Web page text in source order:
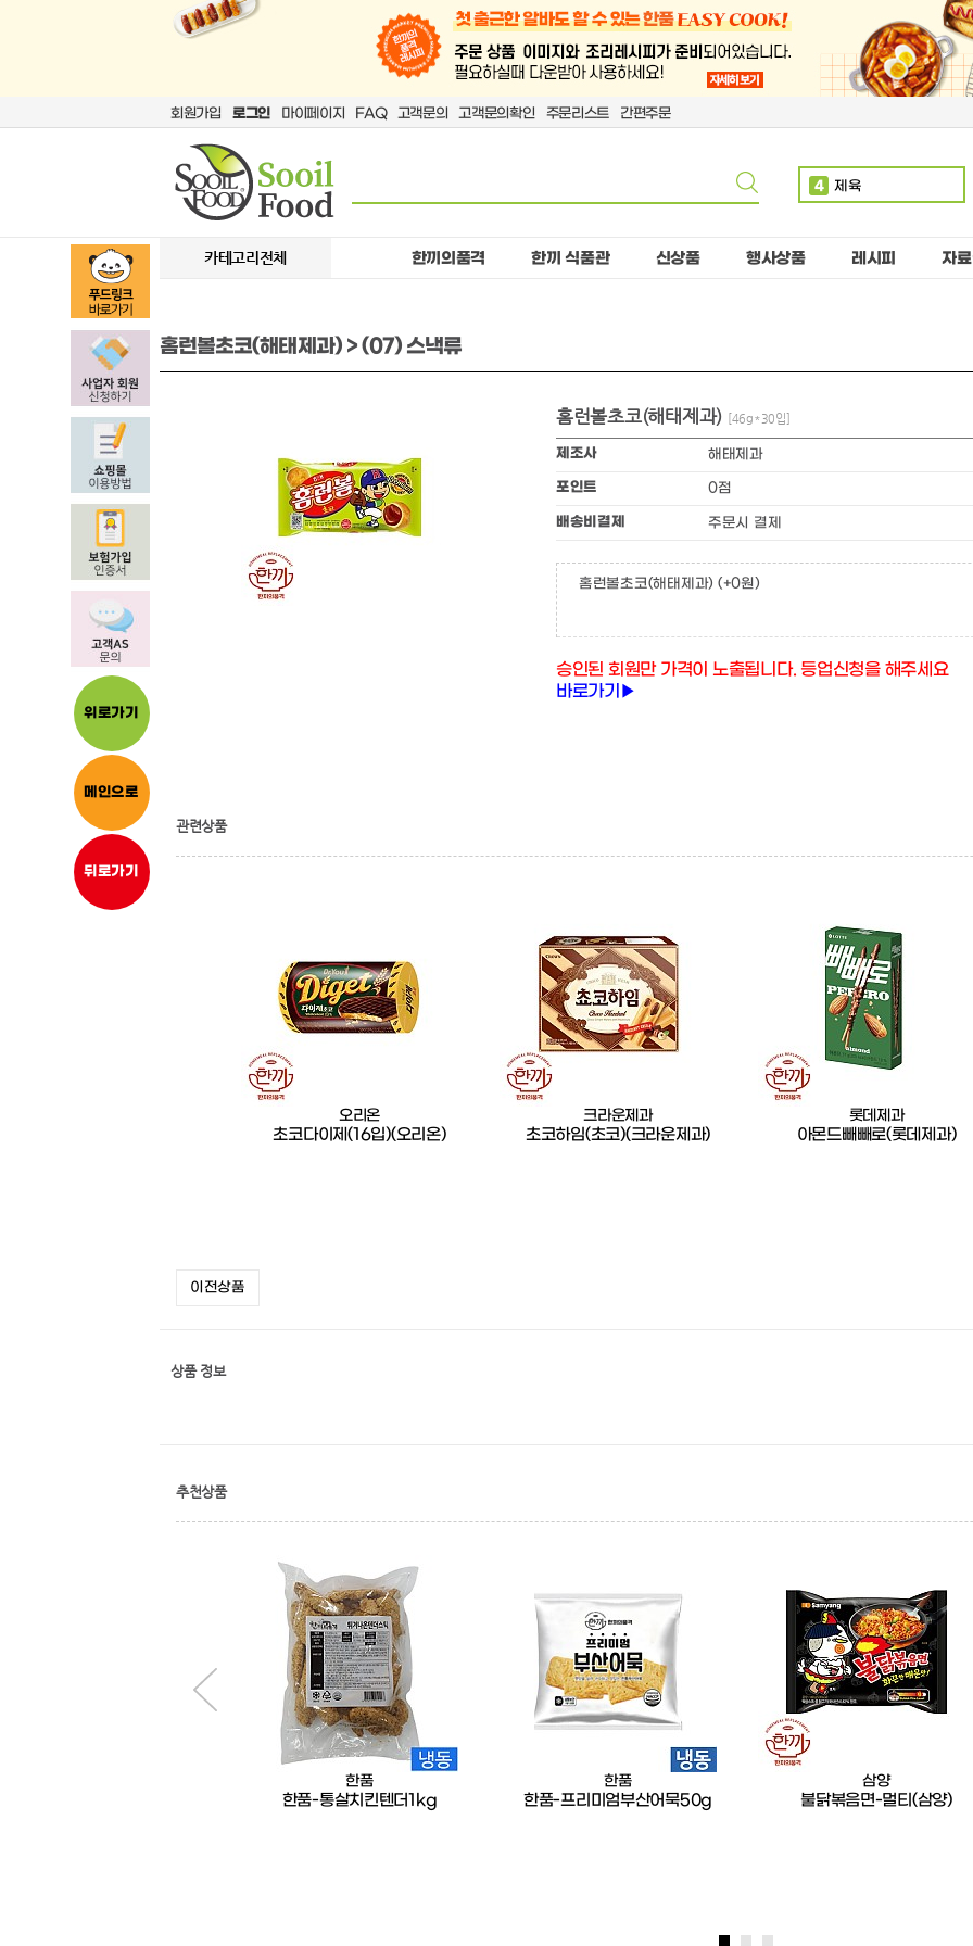
회원가입 로그인 마이페이지 FAQ 고객문의 고객문의확인 주문리스트 간편주문
4 제육
치킨
위로가기
메인으로
뒤로가기
카테고리전체 한끼의품격 한끼 식품관 신상품 행사상품 레시피 자
홈런볼초코(해태제과) > (07) 스낵류
홈런볼초코(해태제과) [46g*30입]
제조사 해태제과
포인트 0점
배송비결제 주문시 결제
홈런볼초코(해태제과) (+0원)
승인된 회원만 가격이 노출됩니다. 등업신청을 해주세요
바로가기▶
관련상품
오리온
초코다이제(16입)(오리온)
크라운제과
초코하임(초코)(크라운제과)
롯데제과
아몬드빼빼로(롯데제과)
이전상품
상품 정보
추천상품
한품
한품-통살치킨텐더1kg
한품
한품-프리미엄부산어묵50g
삼양
불닭볶음면-멀티(삼양)